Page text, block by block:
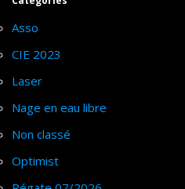
Asso
CIE 2023
Laser
Nage en eau libre
Non classé
Optimist